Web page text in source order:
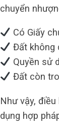
chuyển
Có Giấy
Đất không
Quyền sử
Đất còn
Như vậy,
dụng hợp